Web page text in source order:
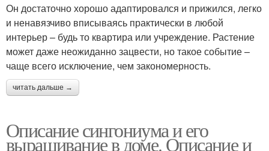
Он достаточно хорошо адаптировался и прижился, легко
и ненавязчиво вписываясь практически в любой
интерьер – будь то квартира или учреждение. Растение
может даже неожиданно зацвести, но такое событие –
чаще всего исключение, чем закономерность.
читать дальше →
Описание сингониума и его
выращивание в доме. Описание и